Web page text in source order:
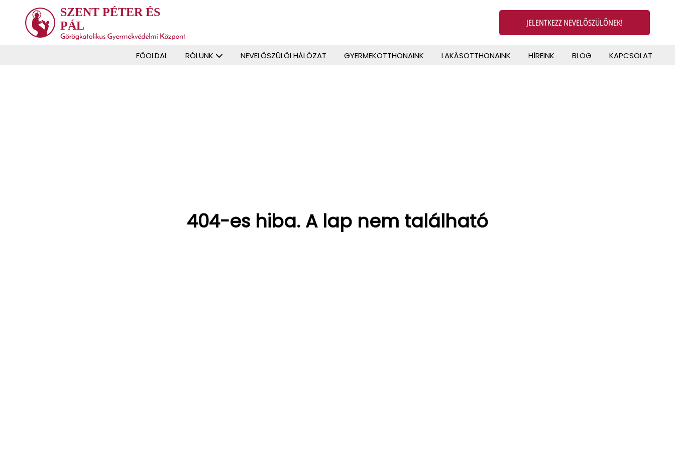
SZENT PÉTER ÉS
PÁL
JELENTKEZZ NEVELŐSZÜLŐNEK!
FŐOLDAL RÓLUNK NEVELŐSZÜLŐI HÁLÓZAT GYERMEKOTTHONAINK LAKÁSOTTHONAINK HÍREINK BLOG KAPCSOLAT
404-es hiba. A lap nem található